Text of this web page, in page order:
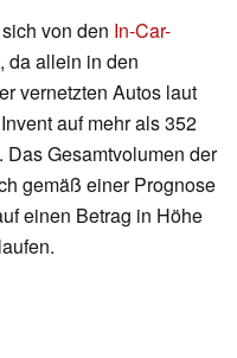
von den In-Car-
da allein in den
vernetzten Autos laut
auf mehr als 352
Gesamtvolumen der
gemäß einer Prognose
einen Betrag in Höhe